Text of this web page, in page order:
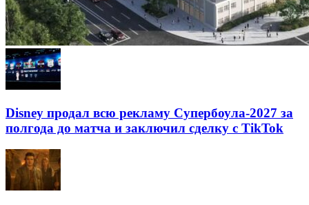
Disney продал всю рекламу Супербоула-2027 за
полгода до матча и заключил сделку с TikTok